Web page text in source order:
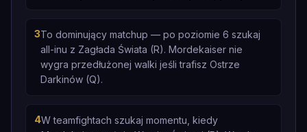
3To dominujący matchup — po poziomie 6 szukaj
all-inu z Zagłada Świata (R). Mordekaiser nie
wygra przedłużonej walki jeśli trafisz Ostrze
Darkinów (Q).
4W teamfightach szukaj momentu, kiedy